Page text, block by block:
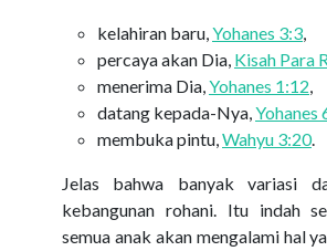
kelahiran baru,Yohanes 3:3,
percaya akan Dia, Kisah Para
menerima Dia,Yohanes 1:12,
datang kepada-Nya,Yohanes
membuka pintu,Wahyu 3:20.
Jelas bahwa banyak variasi
kebangunan rohani. Itu indah
semua anak akan mengalami hal